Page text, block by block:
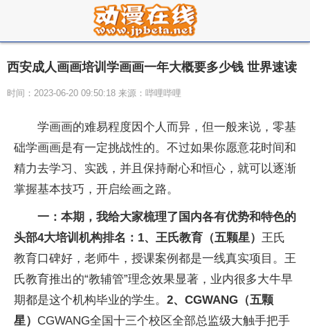
西安成人画画培训学画画一年大概要多少钱 世界速读
时间：2023-06-20 09:50:18 来源：哔哩哔哩
学画画的难易程度因个人而异，但一般来说，零基
础学画画是有一定挑战性的。不过如果你愿意花时间和
精力去学习、实践，并且保持耐心和恒心，就可以逐渐
掌握基本技巧，开启绘画之路。
一：本期，我给大家梳理了国内各有优势和特色的
头部4大培训机构排名： 1、王氏教育（五颗星） 王氏
教育口碑好，老师牛，授课案例都是一线真实项目。王
氏教育推出的“教辅管”理念效果显著，业内很多大牛早
期都是这个机构毕业的学生。 2、CGWANG（五颗
星） CGWANG全国十三个校区全部总监级大触手把手